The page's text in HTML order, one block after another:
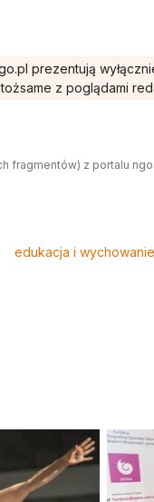
prezentują
z poglądami
fragmentów) z portalu
edukacja i wychowanie